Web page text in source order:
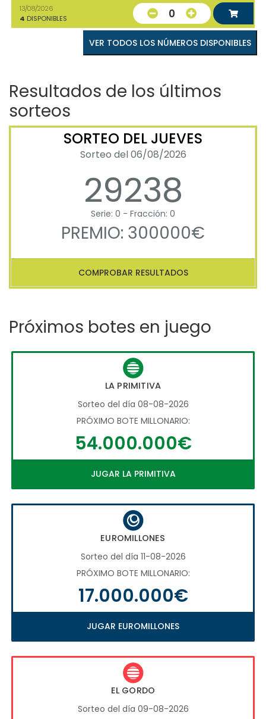
13/08/2026
4 DISPONIBLES 0
VER TODOS LOS NÚMEROS DISPONIBLES
Resultados de los últimos
sorteos
SORTEO DEL JUEVES
Sorteo del 06/08/2026
29238
Serie: 0 - Fracción: 0
PREMIO: 300000€
COMPROBAR RESULTADOS
Próximos botes en juego
LA PRIMITIVA
Sorteo del día 08-08-2026
PRÓXIMO BOTE MILLONARIO:
54.000.000€
JUGAR LA PRIMITIVA
EUROMILLONES
Sorteo del día 11-08-2026
PRÓXIMO BOTE MILLONARIO:
17.000.000€
JUGAR EUROMILLONES
EL GORDO
Sorteo del día 09-08-2026